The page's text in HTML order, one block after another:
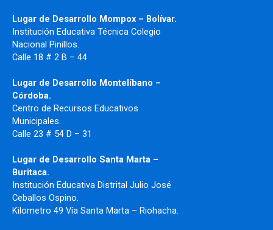
Lugar de Desarrollo Mompox – Bolívar.
Institución Educativa Técnica Colegio
Nacional Pinillos.
Calle 18 # 2 B – 44
Lugar de Desarrollo Montelíbano –
Córdoba.
Centro de Recursos Educativos
Municipales.
Calle 23 # 54 D – 31
Lugar de Desarrollo Santa Marta –
Buritaca.
Institución Educativa Distrital Julio José
Ceballos Ospino.
Kilometro 49 Vía Santa Marta – Riohacha.